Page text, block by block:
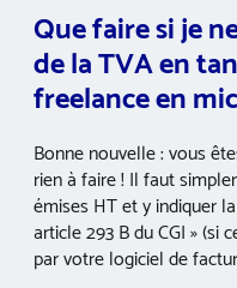
Que faire si je
de la TVA en
freelance en
Bonne nouvelle : vous
rien à faire ! Il faut
émises HT et y indiquer
article 293 B du CGI » (si
par votre logiciel de